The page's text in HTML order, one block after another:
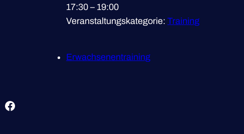
17:30 – 19:00
Veranstaltungskategorie: Training
Erwachsenentraining
Facebook